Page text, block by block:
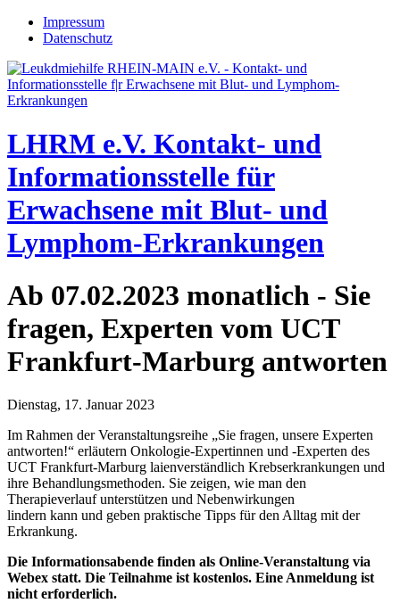
Jump to navigation
Impressum
Datenschutz
LHRM e.V. Kontakt- und
Informationsstelle für
Erwachsene mit Blut- und
Lymphom-Erkrankungen
Ab 07.02.2023 monatlich - Sie
fragen, Experten vom UCT
Frankfurt-Marburg antworten
Dienstag, 17. Januar 2023
Im Rahmen der Veranstaltungsreihe „Sie fragen, unsere Experten
antworten!“ erläutern Onkologie-Expertinnen und -Experten des
UCT Frankfurt-Marburg laienverständlich Krebserkrankungen und
ihre Behandlungsmethoden. Sie zeigen, wie man den
Therapieverlauf unterstützen und Nebenwirkungen
lindern kann und geben praktische Tipps für den Alltag mit der
Erkrankung.
Die Informationsabende finden als Online-Veranstaltung via
Webex statt. Die Teilnahme ist kostenlos. Eine Anmeldung ist
nicht erforderlich.